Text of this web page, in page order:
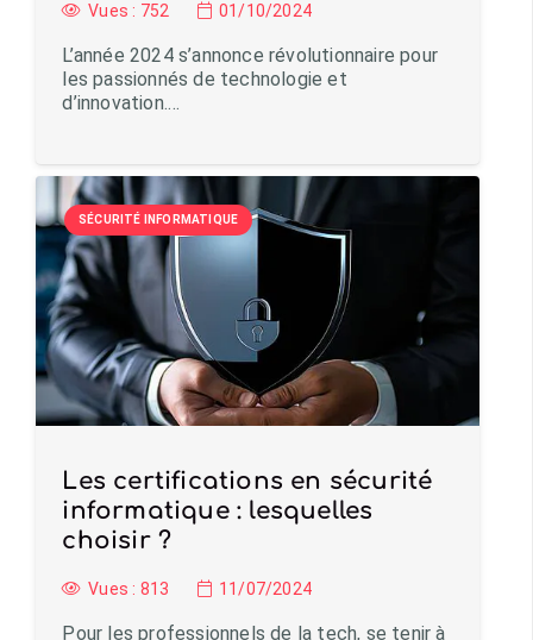
Vues : 752 01/10/2024
L’année 2024 s’annonce révolutionnaire pour
les passionnés de technologie et
d’innovation.…
SÉCURITÉ INFORMATIQUE
Les certifications en sécurité
informatique : lesquelles
choisir ?
Vues : 813 11/07/2024
Pour les professionnels de la tech, se tenir à